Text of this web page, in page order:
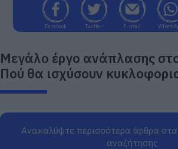
Facebook Twitter E-mail
Μεγάλο έργο ανάπλασης
Πού θα ισχύσουν
Ανακαλύψτε περισσότερα άρθρα
αναζήτησης